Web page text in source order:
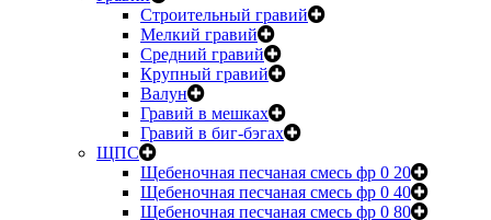
Строительный гравий
Мелкий гравий
Средний гравий
Крупный гравий
Валун
Гравий в мешках
Гравий в биг-бэгах
ЩПС
Щебеночная песчаная смесь фр 0 20
Щебеночная песчаная смесь фр 0 40
Щебеночная песчаная смесь фр 0 80